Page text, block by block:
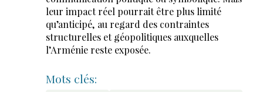
leur impact réel pourrait être plus limité
qu’anticipé, au regard des contraintes
structurelles et géopolitiques auxquelles
l’Arménie reste exposée.
Mots clés: